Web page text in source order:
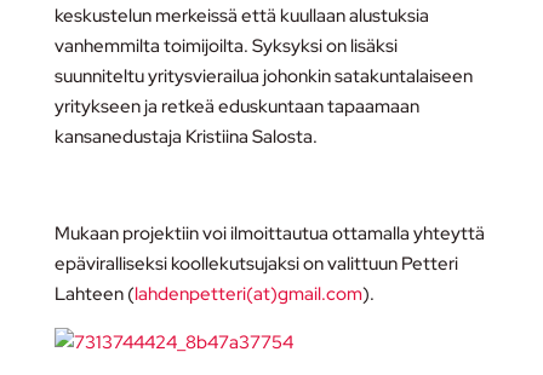
keskustelun merkeissä että kuullaan alustuksia
vanhemmilta toimijoilta. Syksyksi on lisäksi
suunniteltu yritysvierailua johonkin satakuntalaiseen
yritykseen ja retkeä eduskuntaan tapaamaan
kansanedustaja Kristiina Salosta.
Mukaan projektiin voi ilmoittautua ottamalla yhteyttä
epäviralliseksi koollekutsujaksi on valittuun Petteri
Lahteen (lahdenpetteri(at)gmail.com).